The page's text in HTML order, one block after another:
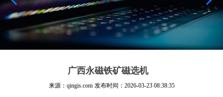
广西永磁铁矿磁选机
来源：qingis.com 发布时间： 2026-03-23 08:38:35